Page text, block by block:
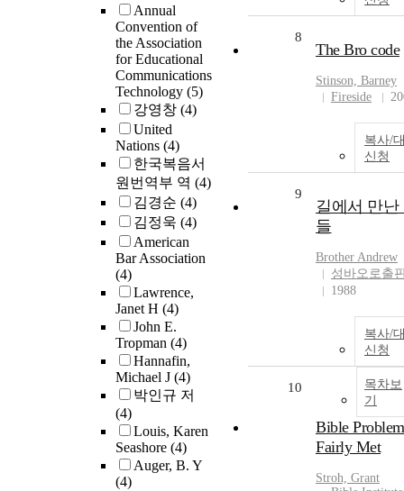
Annual
Convention of
the Association
for Educational
Communications
Technology (5)
강영창 (4)
United
Nations (4)
한국복음서
원번역부 역 (4)
김경순 (4)
김정욱 (4)
American
Bar Association
(4)
Lawrence,
Janet H (4)
John E.
Tropman (4)
Hannafin,
Michael J (4)
박인규 저
(4)
Louis, Karen
Seashore (4)
Auger, B. Y
(4)
8
The Bro code
Stinson, Barney
Fireside
복사/
신청
9
길에서 만난
들
Brother Andrew
성바오로출
1988
복사/
신청
목차보
기
10
Bible
Fairly Met
Stroh, Grant